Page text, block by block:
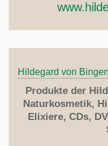
Hildegard von
Produkte der
Naturkosmetik,
Elixiere, CDs,